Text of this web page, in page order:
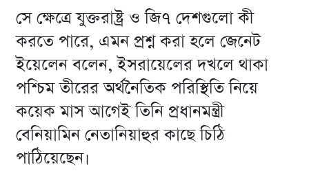
সে ক্ষেত্রে যুক্তরাষ্ট্র ও জি৭ দেশগুলো কী
করতে পারে, এমন প্রশ্ন করা হলে জেনেট
ইয়েলেন বলেন, ইসরায়েলের দখলে থাকা
পশ্চিম তীরের অর্থনৈতিক পরিস্থিতি নিয়ে
কয়েক মাস আগেই তিনি প্রধানমন্ত্রী
বেনিয়ামিন নেতানিয়াহুর কাছে চিঠি
পাঠিয়েছেন।